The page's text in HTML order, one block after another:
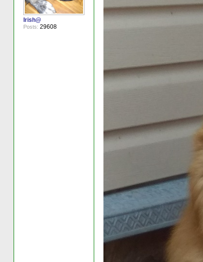
Irish@
Posts: 29608